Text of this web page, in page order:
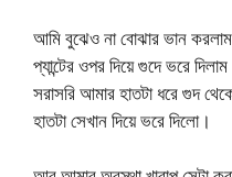
আমি বুঝেও না বোঝার ভান
প্যান্টের ওপর দিয়ে গুদে ভরে
সরাসরি আমার হাতটা ধরে গুদ
হাতটা সেখান দিয়ে ভরে দিলো।